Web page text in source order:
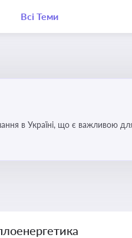
Всі Теми
в Україні, що є важливою